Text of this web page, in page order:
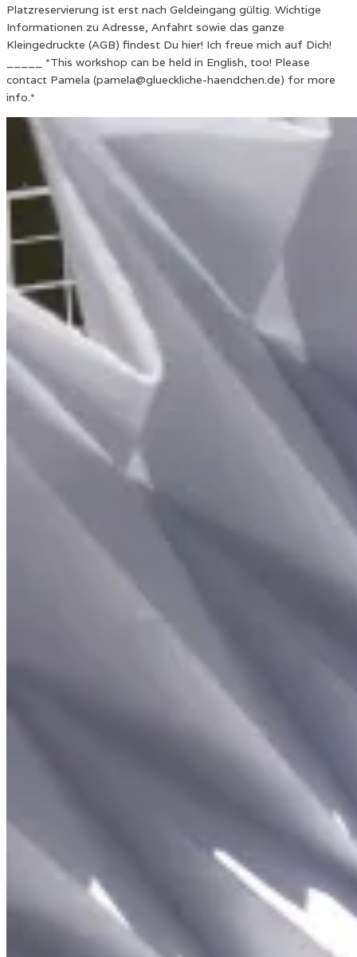
Platzreservierung ist erst nach Geldeingang gültig. Wichtige
Informationen zu Adresse, Anfahrt sowie das ganze
Kleingedruckte (AGB) findest Du hier! Ich freue mich auf Dich!
_____ *This workshop can be held in English, too! Please
contact Pamela (pamela@glueckliche-haendchen.de) for more
info.*